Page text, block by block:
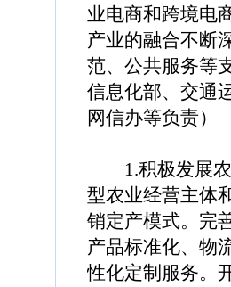
业电商和跨境电
产业的融合不断
范、公共服务等
信息化部、交通
网信办等负责）
1.积极发展农
型农业经营主体
销定产模式。完
产品标准化、物
性化定制服务。